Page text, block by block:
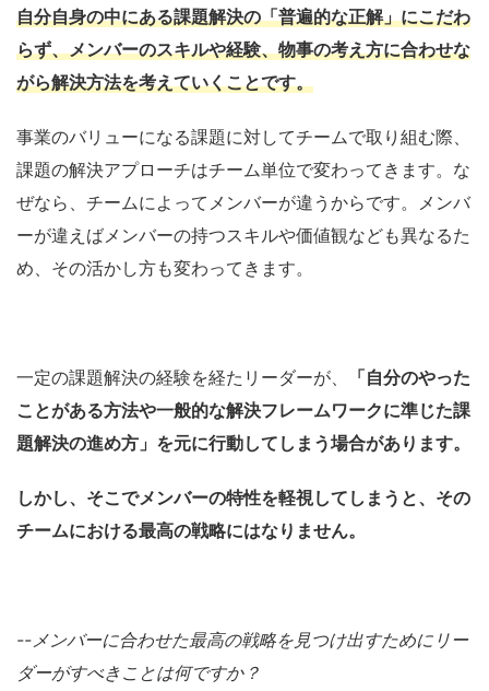
自分自身の中にある課題解決の「普遍的な正解」にこだわ
らず、メンバーのスキルや経験、物事の考え方に合わせな
がら解決方法を考えていくことです。
事業のバリューになる課題に対してチームで取り組む際、
課題の解決アプローチはチーム単位で変わってきます。な
ぜなら、チームによってメンバーが違うからです。メンバ
ーが違えばメンバーの持つスキルや価値観なども異なるた
め、その活かし方も変わってきます。
一定の課題解決の経験を経たリーダーが、
「自分のやった
ことがある方法や一般的な解決フレームワークに準じた課
題解決の進め方」を元に行動してしまう場合があります。
しかし、そこでメンバーの特性を軽視してしまうと、その
チームにおける最高の戦略にはなりません。
-- メンバーに合わせた最高の戦略を見つけ出すためにリー
ダーがすべきことは何ですか？